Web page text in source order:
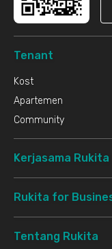
Tenant
Kost
Apartemen
Community
Kerjasama Rukita
Rukita for
Tentang Rukita